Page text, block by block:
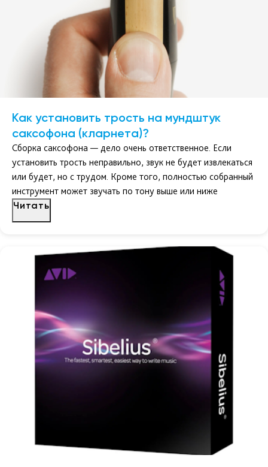
Как установить трость на мундштук
саксофона (кларнета)?
Сборка саксофона — дело очень ответственное. Если
установить трость неправильно, звук не будет извлекаться
или будет, но с трудом. Кроме того, полностью собранный
инструмент может звучать по тону выше или ниже
Читать